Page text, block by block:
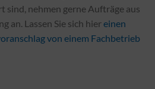
sind, nehmen gerne Aufträge aus
an. Lassen Sie sich hiereinen
von einem Fachbetrieb